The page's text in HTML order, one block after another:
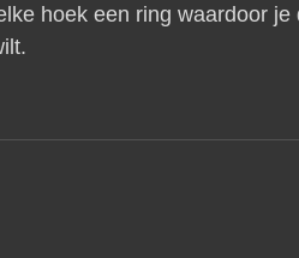
hoek een ring waardoor je